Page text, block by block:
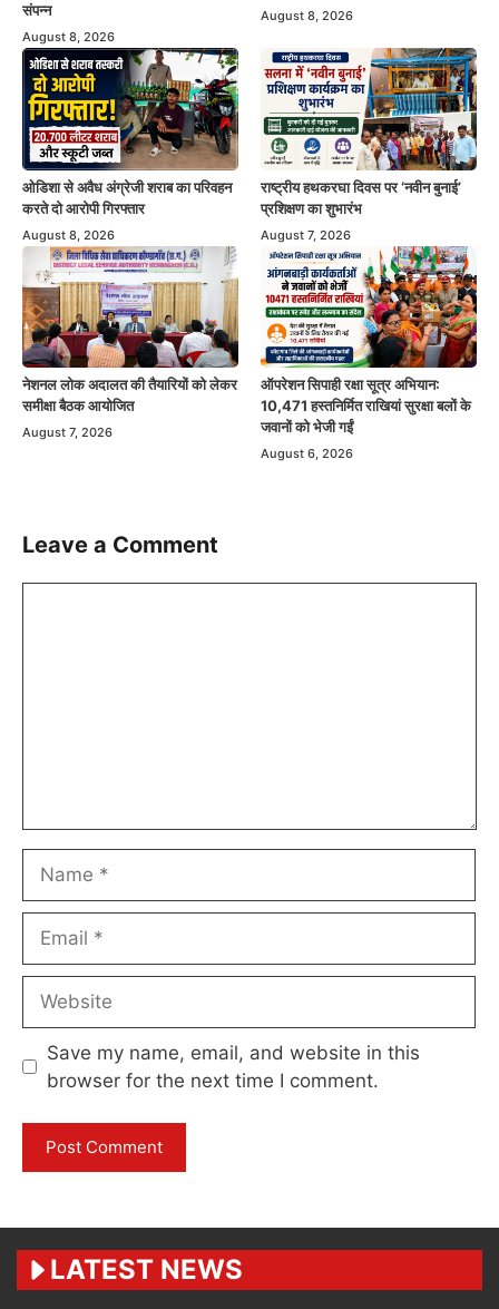
संपन्न
August 8, 2026
August 8, 2026
ओडिशा से अवैध अंग्रेजी शराब का परिवहन
करते दो आरोपी गिरफ्तार
August 8, 2026
राष्ट्रीय हथकरघा दिवस पर ‘नवीन बुनाई’
प्रशिक्षण का शुभारंभ
August 7, 2026
नेशनल लोक अदालत की तैयारियों को लेकर
समीक्षा बैठक आयोजित
August 7, 2026
ऑपरेशन सिपाही रक्षा सूत्र अभियान:
10,471 हस्तनिर्मित राखियां सुरक्षा बलों के
जवानों को भेजी गईं
August 6, 2026
Leave a Comment
Save my name, email, and website in this
browser for the next time I comment.
LATEST NEWS